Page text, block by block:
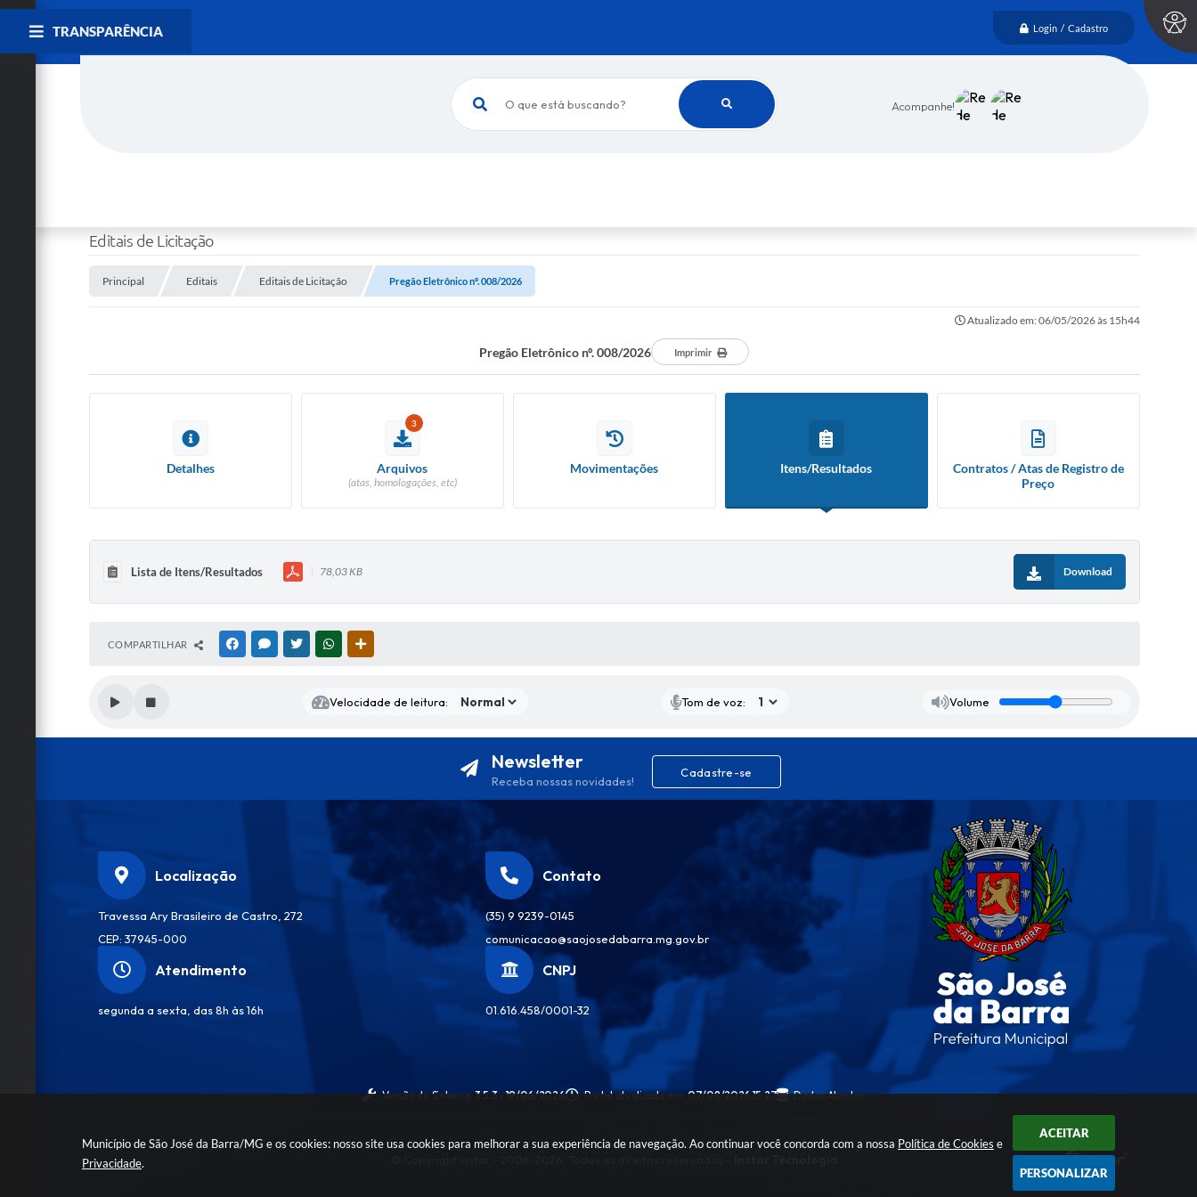
Município de São José da Barra/MG e os cookies: nosso site usa cookies para melhorar a sua experiência de navegação. Ao continuar você concorda com a nossa Política de Cookies e
Privacidade.
ACEITAR
PERSONALIZAR
Login / Cadastro
O que está buscando? Acompanhe!
TRANSPARÊNCIA
Editais de Licitação
Principal Editais Editais de Licitação Pregão Eletrônico nº. 008/2026
Atualizado em: 06/05/2026 às 15h44
Pregão Eletrônico nº. 008/2026 Imprimir
Detalhes
3
Arquivos
(atas, homologações, etc)
Movimentações Itens/Resultados
Contratos / Atas de Registro de
Preço
Lista de Itens/Resultados 78,03 KB Download
COMPARTILHAR FACEBOOKMESSENGER
TWITTERWHATSAPP
Velocidade de leitura: Tom de voz: Volume
Newsletter
Receba nossas novidades!
Cadastre-se
Localização
Travessa Ary Brasileiro de Castro, 272
CEP: 37945-000
Contato
(35) 9 9239-0145
comunicacao@saojosedabarra.mg.gov.br
Atendimento
segunda a sexta, das 8h às 16h
CNPJ
01.616.458/0001-32
Versão do Sistema:3.5.3 - 19/06/2026 Portal atualizado em:07/08/2026 15:27 Dados Abertos